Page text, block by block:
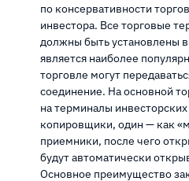
по консервативности
инвестора. Все торговые
должны быть установлены
является наиболее
торговле могут
соединение. На основной
на терминалы
копировщики, один — как
приемники, после чего
будут автоматически
Основное преимущество